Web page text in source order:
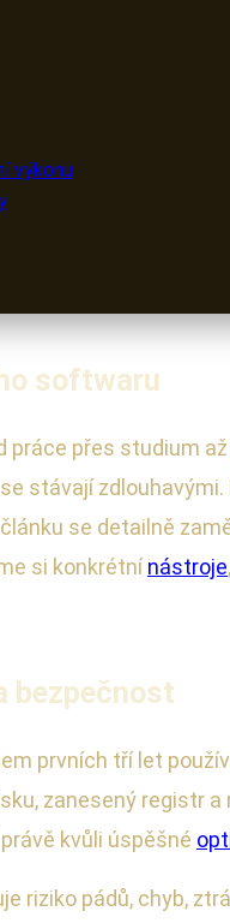
výkonu
softwaru
přes studium
stávají
se detailně
si konkrétnínástroje
bezpečnost
prvních tří let
zanesený registr
kvůli úspěšné
riziko pádů, chyb,